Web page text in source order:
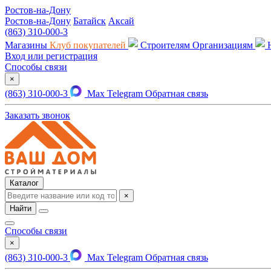
Ростов-на-Дону
Ростов-на-Дону Батайск Аксай
(863) 310-000-3
Магазины Клуб покупателей Строителям Организациям
Вход или регистрация
Способы связи
×
(863) 310-000-3 Max Telegram Обратная связь
Заказать звонок
Каталог
×
Найти
Способы связи
×
(863) 310-000-3 Max Telegram Обратная связь